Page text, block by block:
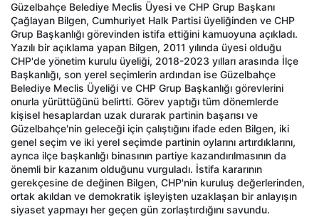
Güzelbahçe Belediye Meclis Üyesi ve CHP Grup Başkanı
Çağlayan Bilgen, Cumhuriyet Halk Partisi üyeliğinden ve CHP
Grup Başkanlığı görevinden istifa ettiğini kamuoyuna açıkladı.
Yazılı bir açıklama yapan Bilgen, 2011 yılında üyesi olduğu
CHP'de yönetim kurulu üyeliği, 2018-2023 yılları arasında İlçe
Başkanlığı, son yerel seçimlerin ardından ise Güzelbahçe
Belediye Meclis Üyeliği ve CHP Grup Başkanlığı görevlerini
onurla yürüttüğünü belirtti. Görev yaptığı tüm dönemlerde
kişisel hesaplardan uzak durarak partinin başarısı ve
Güzelbahçe'nin geleceği için çalıştığını ifade eden Bilgen, iki
genel seçim ve iki yerel seçimde partinin oylarını artırdıklarını,
ayrıca ilçe başkanlığı binasının partiye kazandırılmasının da
önemli bir kazanım olduğunu vurguladı. İstifa kararının
gerekçesine de değinen Bilgen, CHP'nin kuruluş değerlerinden,
ortak akıldan ve demokratik işleyişten uzaklaşan bir anlayışın
siyaset yapmayı her geçen gün zorlaştırdığını savundu.